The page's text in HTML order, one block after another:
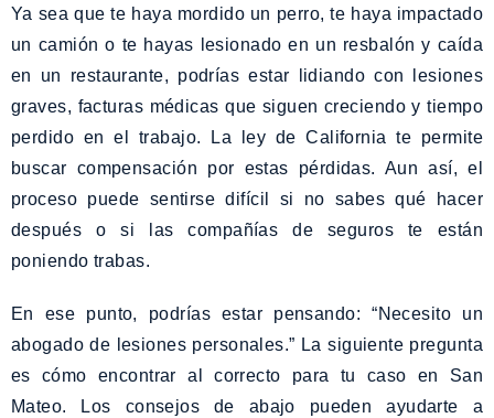
Ya sea que te haya mordido un perro, te haya impactado
un camión o te hayas lesionado en un resbalón y caída
en un restaurante, podrías estar lidiando con lesiones
graves, facturas médicas que siguen creciendo y tiempo
perdido en el trabajo. La ley de California te permite
buscar compensación por estas pérdidas. Aun así, el
proceso puede sentirse difícil si no sabes qué hacer
después o si las compañías de seguros te están
poniendo trabas.
En ese punto, podrías estar pensando: “Necesito un
abogado de lesiones personales.” La siguiente pregunta
es cómo encontrar al correcto para tu caso en San
Mateo. Los consejos de abajo pueden ayudarte a